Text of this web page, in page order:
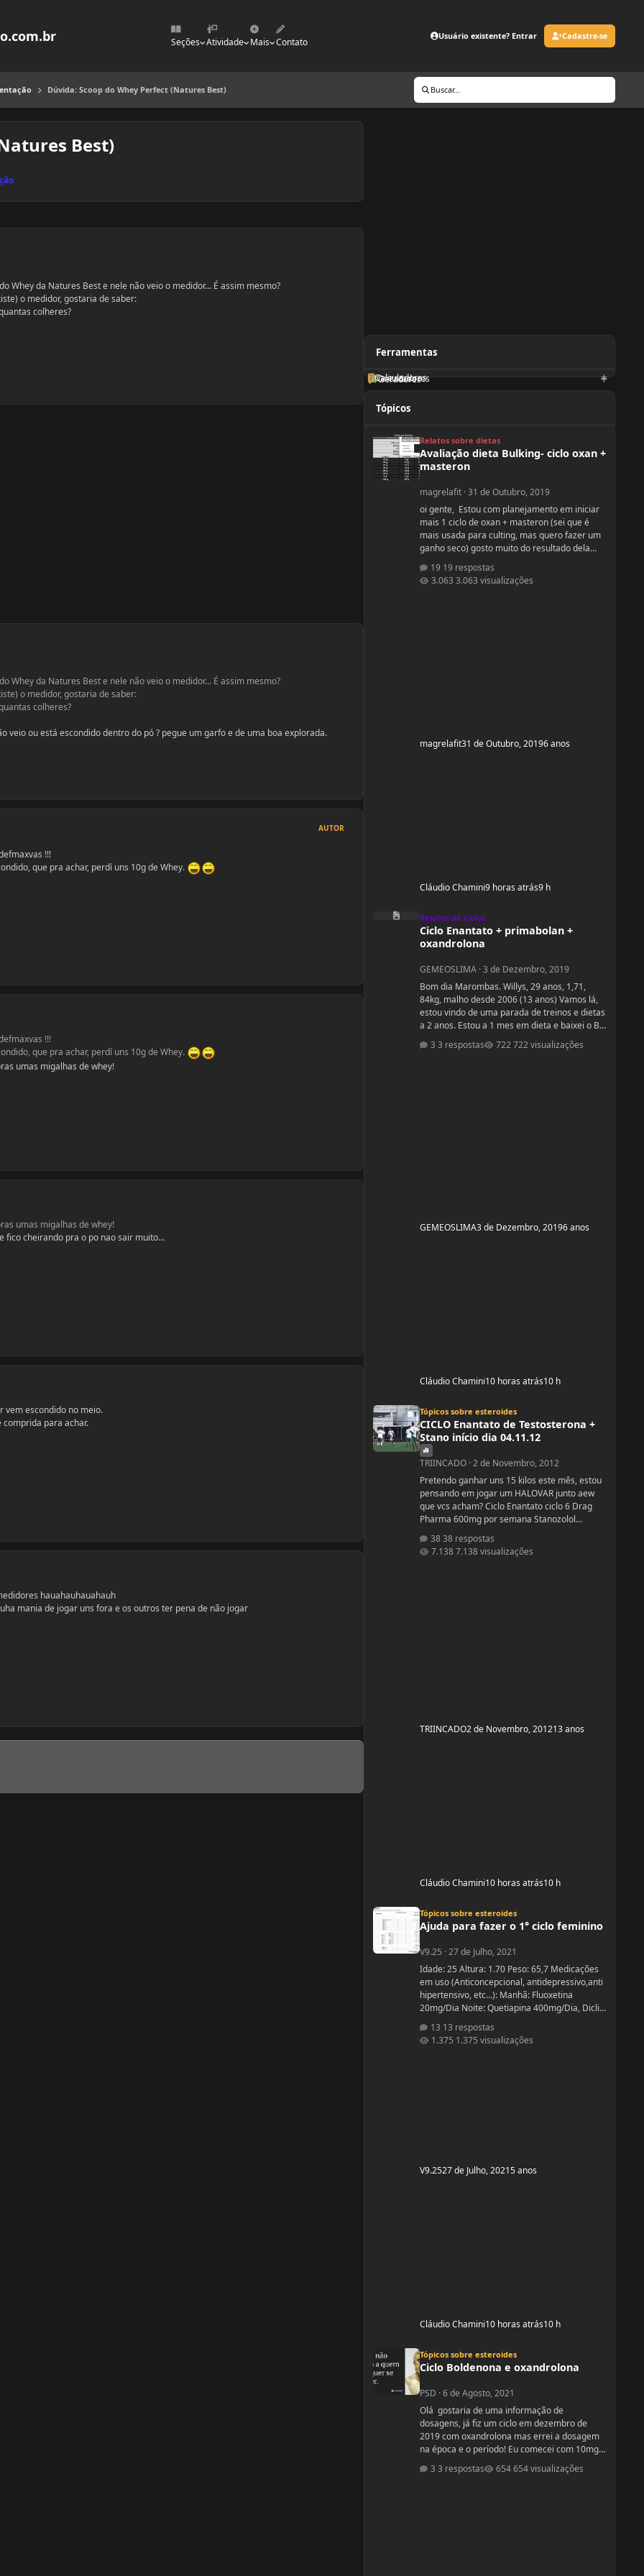
Seções Atividade Mais Contato
Usuário existente? Entrar Cadastre-se
Dúvida: Scoop do Whey Perfect (Natures Best) Buscar...
Best)
Whey da Natures Best e nele não veio o medidor... É assim mesmo?
o medidor, gostaria de saber:
colheres?
Whey da Natures Best e nele não veio o medidor... É assim mesmo?
o medidor, gostaria de saber:
colheres?
veio ou está escondido dentro do pó ? pegue um garfo e de uma boa explorada.
AUTOR
!!!
que pra achar, perdí uns 10g de Whey.
!!!
que pra achar, perdí uns 10g de Whey.
umas migalhas de whey!
umas migalhas de whey!
fico cheirando pra o po nao sair muito...
vem escondido no meio.
comprida para achar.
hauahauhauahauh
mania de jogar uns fora e os outros ter pena de não jogar
Ferramentas
Geradores
Orientadores
Calculadoras
Tópicos
Relatos sobre dietas
Avaliação dieta Bulking- ciclo oxan +
masteron
magrelafit·31 de Outubro, 2019
oi gente, Estou com planejamento em iniciar
mais 1 ciclo de oxan + masteron (sei que é
mais usada para culting, mas quero fazer um
ganho seco) gosto muito do resultado dela
2 ciclos de oxandrolona 1 em 2016(6
semanas) e outro 2017.(6 semanas) , mas o
19 respostas
3.063 visualizações
magrelafit31 de Outubro, 20196 anos
Cláudio Chamini9 horas atrás9 h
Ciclo Enantato + primabolan + oxandrolona
Relatos de ciclos
Ciclo Enantato + primabolan +
oxandrolona
GEMEOSLIMA·3 de Dezembro, 2019
Bom dia Marombas. Willys, 29 anos, 1,71,
84kg, malho desde 2006 (13 anos) Vamos lá,
estou vindo de uma parada de treinos e dietas
a 2 anos. Estou a 1 mes em dieta e baixei o BF
ano que vem se tudo ocorrer bem até abril.
3 respostas 722 visualizações
GEMEOSLIMA3 de Dezembro, 20196 anos
Cláudio Chamini10 horas atrás10 h
Tópicos sobre esteroides
CICLO Enantato de Testosterona +
Stano início dia 04.11.12
TRIINCADO·2 de Novembro, 2012
Pretendo ganhar uns 15 kilos este mês, estou
pensando em jogar um HALOVAR junto aew
que vcs acham? Ciclo Enantato ciclo 6 Drag
Pharma 600mg por semana Stanozolol
38 respostas
7.138 visualizações
TRIINCADO2 de Novembro, 201213 anos
Cláudio Chamini10 horas atrás10 h
Tópicos sobre esteroides
Ajuda para fazer o 1° ciclo feminino
V9.25 ·27 de Julho, 2021
Idade: 25 Altura: 1.70 Peso: 65,7 Medicações
em uso (Anticoncepcional, antidepressivo,anti
hipertensivo, etc...): Manhã: Fluoxetina
20mg/Dia Noite: Quetiapina 400mg/Dia, Diclin
Cabergolina 0,5mg Problemas de Saúde e
história de cirurgias: Frequentemente tenho
13 respostas
1.375 visualizações
V9.2527 de Julho, 20215 anos
Cláudio Chamini10 horas atrás10 h
Tópicos sobre esteroides
Ciclo Boldenona e oxandrolona
PSD ·6 de Agosto, 2021
Olá gostaria de uma informação de
dosagens, já fiz um ciclo em dezembro de
2019 com oxandrolona mas errei a dosagem
na época e o período! Eu comecei com 10mg e
fui aumentando e acabei tomando
60mg porque entendi errado foram 4
3 respostas 654 visualizações